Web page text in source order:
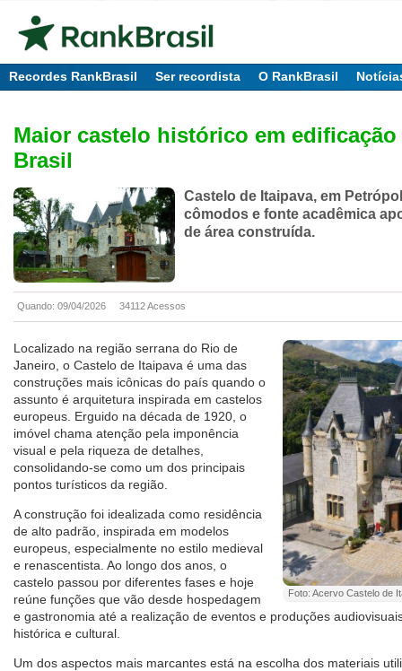
Recordes RankBrasil Ser recordista O RankBrasil
Maior castelo histórico em
Brasil
Castelo de Itaipava, em
cômodos e fonte acadêmica
de área construída.
Quando: 09/04/2026 34112 Acessos
Foto: Acervo Castelo de
Localizado na região serrana do Rio de
Janeiro, o Castelo de Itaipava é uma das
construções mais icônicas do país quando o
assunto é arquitetura inspirada em castelos
europeus. Erguido na década de 1920, o
imóvel chama atenção pela imponência
visual e pela riqueza de detalhes,
consolidando-se como um dos principais
pontos turísticos da região.
A construção foi idealizada como residência
de alto padrão, inspirada em modelos
europeus, especialmente no estilo medieval
e renascentista. Ao longo dos anos, o
castelo passou por diferentes fases e hoje
reúne funções que vão desde hospedagem
e gastronomia até a realização de eventos e produções
histórica e cultural.
Um dos aspectos mais marcantes está na escolha dos materiais